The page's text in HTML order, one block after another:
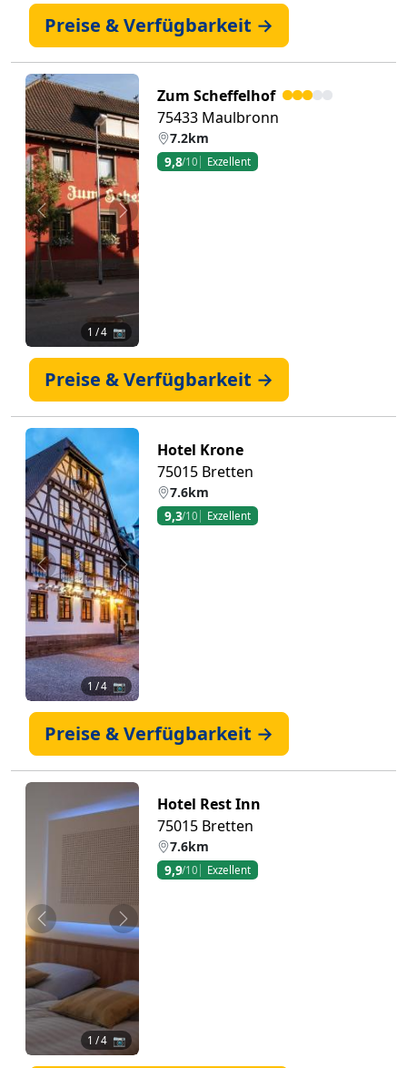
Preise & Verfügbarkeit →
Zurück Weiter
1 / 4 📷
Zum Scheffelhof
75433 Maulbronn
7.2km
9,8/10 Exzellent
Preise & Verfügbarkeit →
Zurück Weiter
1/ 4 📷
Hotel Krone
75015 Bretten
7.6km
9,3/10 Exzellent
Preise & Verfügbarkeit →
Zurück Weiter
1 / 4 📷
Hotel Rest Inn
75015 Bretten
7.6km
9,9/10 Exzellent